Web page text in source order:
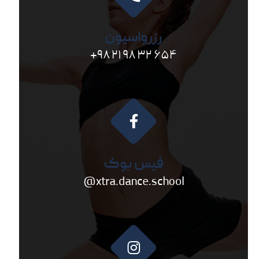
رزرواسیون
۶۵۴ ۳۲ ۹۸ ۲۱ ۹۸+
فیس بوک
xtra.dance.school@